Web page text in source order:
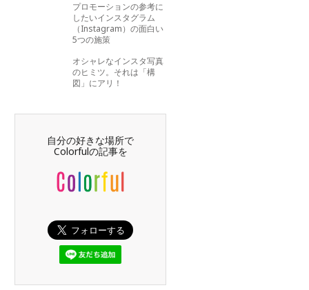
プロモーションの参考に
したいインスタグラム
（Instagram）の面白い
5つの施策
オシャレなインスタ写真
のヒミツ。それは「構
図」にアリ！
自分の好きな場所で
Colorfulの記事を